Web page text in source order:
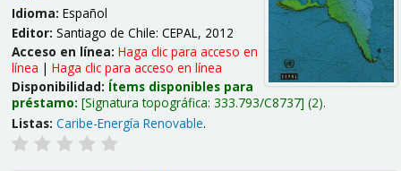
Idioma: Español
Editor: Santiago de Chile: CEPAL, 2012
Acceso en línea: Haga clic para acceso en
línea | Haga clic para acceso en línea
Disponibilidad: Ítems disponibles para
préstamo: Signatura topográfica: 333.793/C8737 (2).
Listas: Caribe-Energía Renovable.